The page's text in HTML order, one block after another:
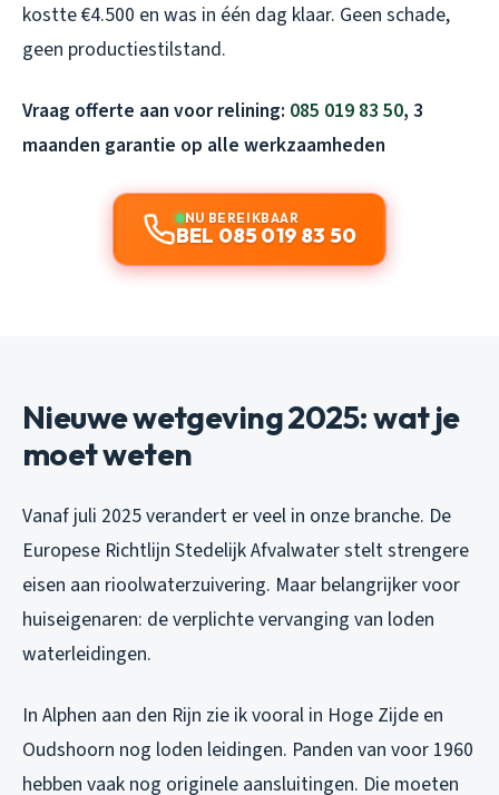
kostte €4.500 en was in één dag klaar. Geen schade,
geen productiestilstand.
Vraag offerte aan voor relining: 085 019 83 50, 3
maanden garantie op alle werkzaamheden
NU BEREIKBAAR
BEL 085 019 83 50
Nieuwe wetgeving 2025: wat je
moet weten
Vanaf juli 2025 verandert er veel in onze branche. De
Europese Richtlijn Stedelijk Afvalwater stelt strengere
eisen aan rioolwaterzuivering. Maar belangrijker voor
huiseigenaren: de verplichte vervanging van loden
waterleidingen.
In Alphen aan den Rijn zie ik vooral in Hoge Zijde en
Oudshoorn nog loden leidingen. Panden van voor 1960
hebben vaak nog originele aansluitingen. Die moeten